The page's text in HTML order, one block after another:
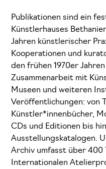
Publikationen sind ein
Künstlerhauses
Jahren künstlerischer
Kooperationen und
den frühen 1970er
Zusammenarbeit mit
Museen und weiteren
Veröffentlichungen: von
Künstler*innenbücher,
CDs und Editionen bis
Ausstellungskatalogen.
Archiv umfasst über 400
Internationalen